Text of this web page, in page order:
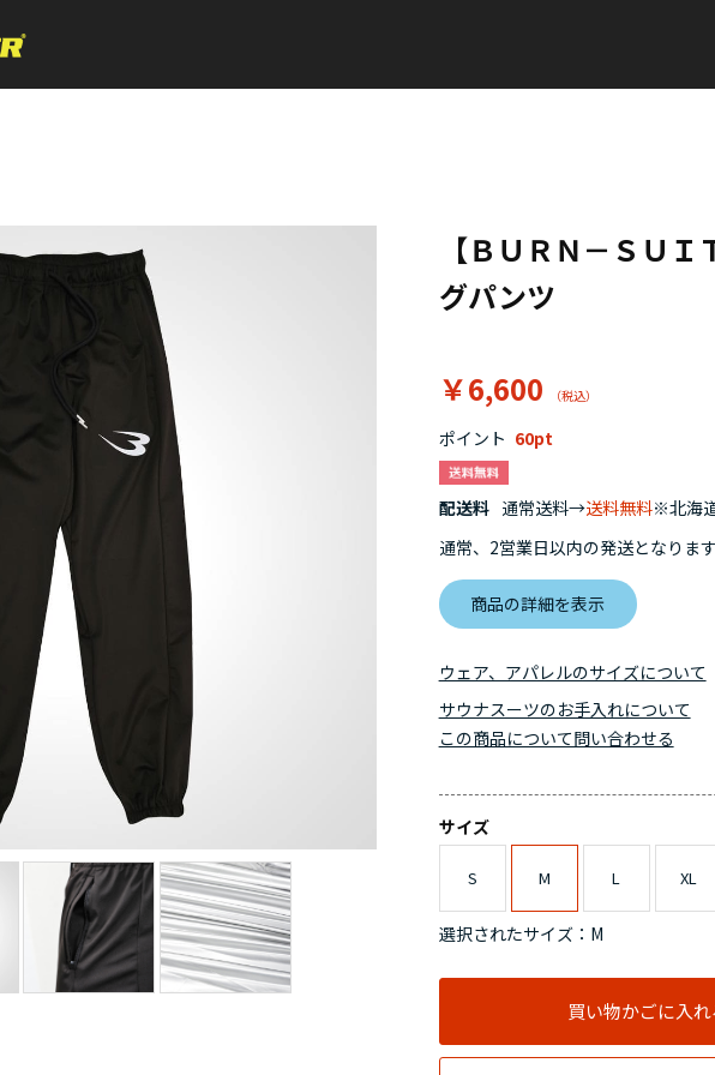
【ＢＵＲＮ－ＳＵ
グパンツ
￥6,600
ポイント 60
配送料 通常送料→送料無料※北海
通常、2営業日以内の発送となります
商品の詳細を表示
ウェア、アパレルのサイズについて
サウナスーツのお手入れについて
サイズ
S M L XL
選択されたサイズ：M
買い物かごに入れ
この商品について問い合わせる